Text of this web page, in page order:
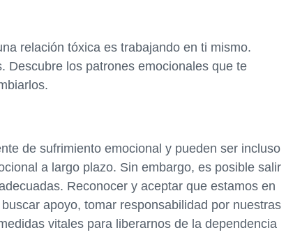
relación tóxica es trabajando en ti mismo.
Descubre los patrones emocionales que te
de sufrimiento emocional y pueden ser incluso
a largo plazo. Sin embargo, es posible salir
Reconocer y aceptar que estamos en
apoyo, tomar responsabilidad por nuestras
vitales para liberarnos de la dependencia